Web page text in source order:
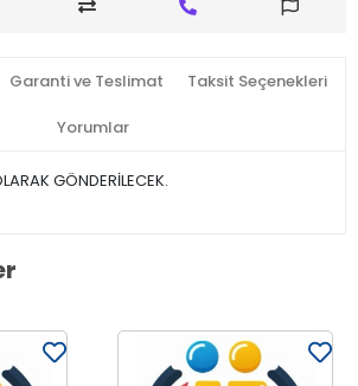
Garanti ve Teslimat Taksit Seçenekleri
Yorumlar
GÖNDERİLECEK.